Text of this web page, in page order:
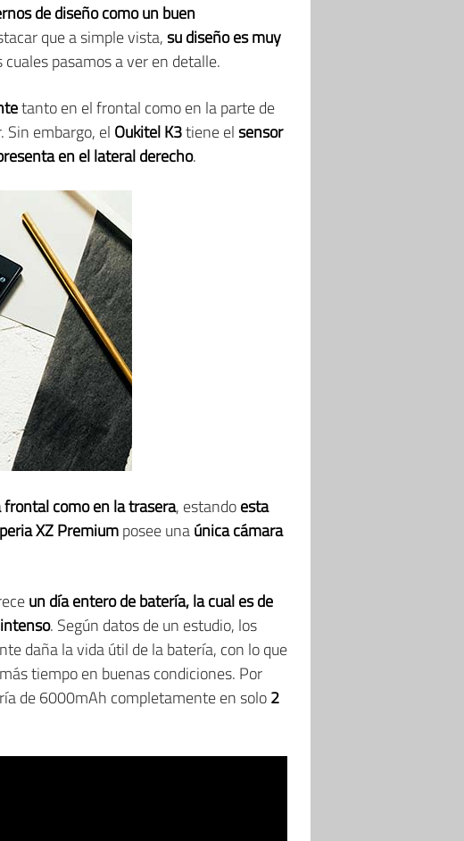
de diseño como un buen
que a simple vista,su diseño es muy
cuales pasamos a ver en detalle.
tanto en el frontal como en la parte de
embargo, el Oukitel K3tiene elsensor
en el lateral derecho.
como en la trasera, estandoesta
XZ Premiumposee unaúnica cámara
un día entero de batería, la cual es de
. Según datos de un estudio, los
daña la vida útil de la batería, con lo que
tiempo en buenas condiciones. Por
de 6000mAh completamente en solo2